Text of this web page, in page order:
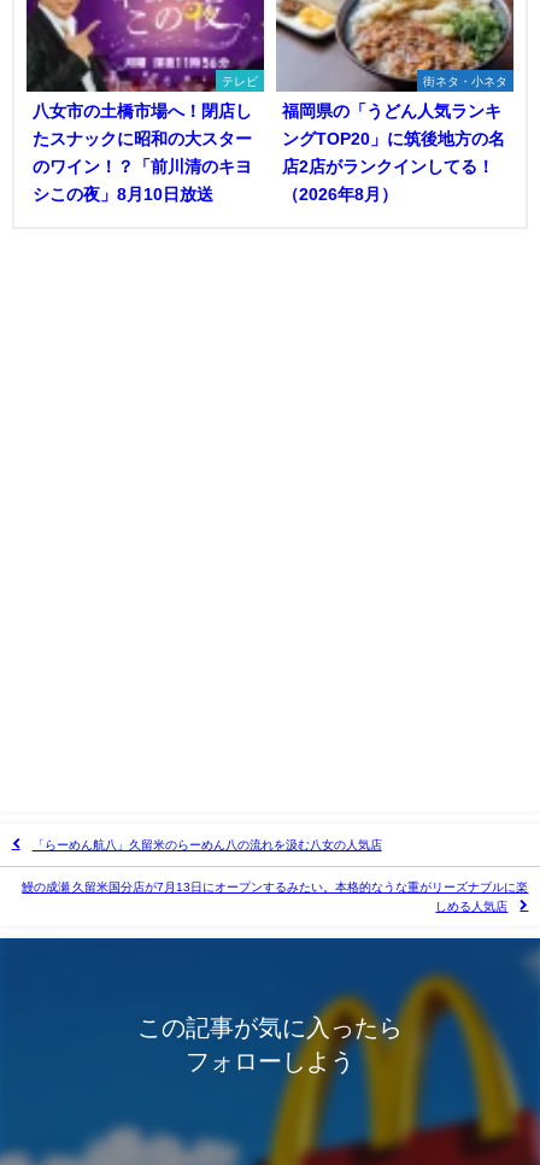
テレビ
八女市の土橋市場へ！閉店し
たスナックに昭和の大スター
のワイン！？「前川清のキヨ
シこの夜」8月10日放送
街ネタ・小ネタ
福岡県の「うどん人気ランキ
ングTOP20」に筑後地方の名
店2店がランクインしてる！
（2026年8月）
「らーめん航八」久留米のらーめん八の流れを汲む八女の人気店
鰻の成瀬 久留米国分店が7月13日にオープンするみたい。本格的なうな重がリーズナブルに楽
しめる人気店
この記事が気に入ったら
フォローしよう